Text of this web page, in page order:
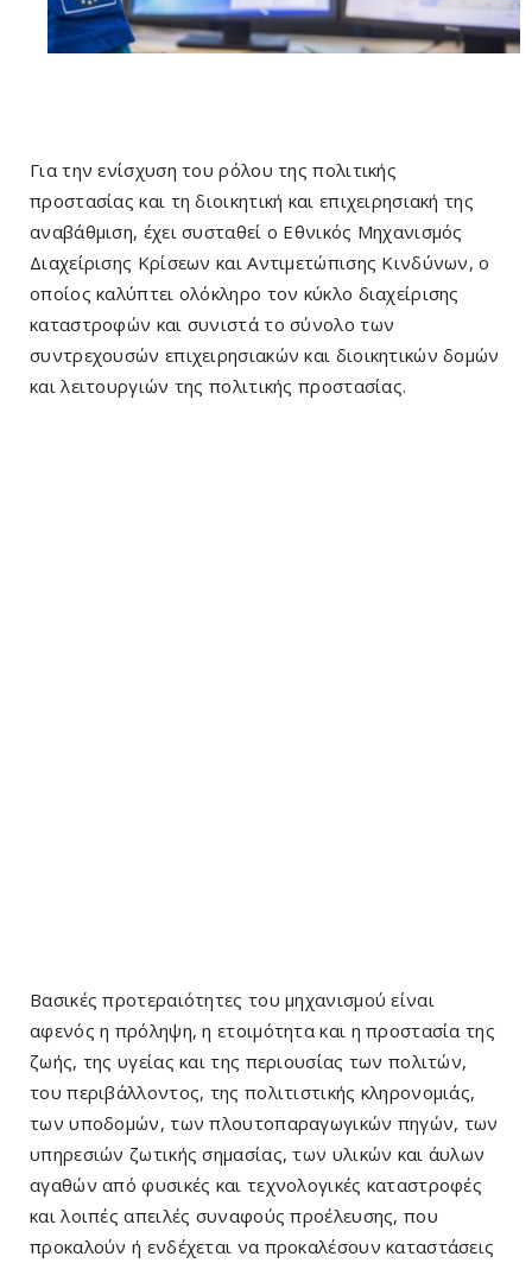
Για την ενίσχυση του ρόλου της πολιτικής
προστασίας και τη διοικητική και επιχειρησιακή της
αναβάθμιση, έχει συσταθεί ο Εθνικός Μηχανισμός
Διαχείρισης Κρίσεων και Αντιμετώπισης Κινδύνων, ο
οποίος καλύπτει ολόκληρο τον κύκλο διαχείρισης
καταστροφών και συνιστά το σύνολο των
συντρεχουσών επιχειρησιακών και διοικητικών δομών
και λειτουργιών της πολιτικής προστασίας.
Βασικές προτεραιότητες του μηχανισμού είναι
αφενός η πρόληψη, η ετοιμότητα και η προστασία της
ζωής, της υγείας και της περιουσίας των πολιτών,
του περιβάλλοντος, της πολιτιστικής κληρονομιάς,
των υποδομών, των πλουτοπαραγωγικών πηγών, των
υπηρεσιών ζωτικής σημασίας, των υλικών και άυλων
αγαθών από φυσικές και τεχνολογικές καταστροφές
και λοιπές απειλές συναφούς προέλευσης, που
προκαλούν ή ενδέχεται να προκαλέσουν καταστάσεις